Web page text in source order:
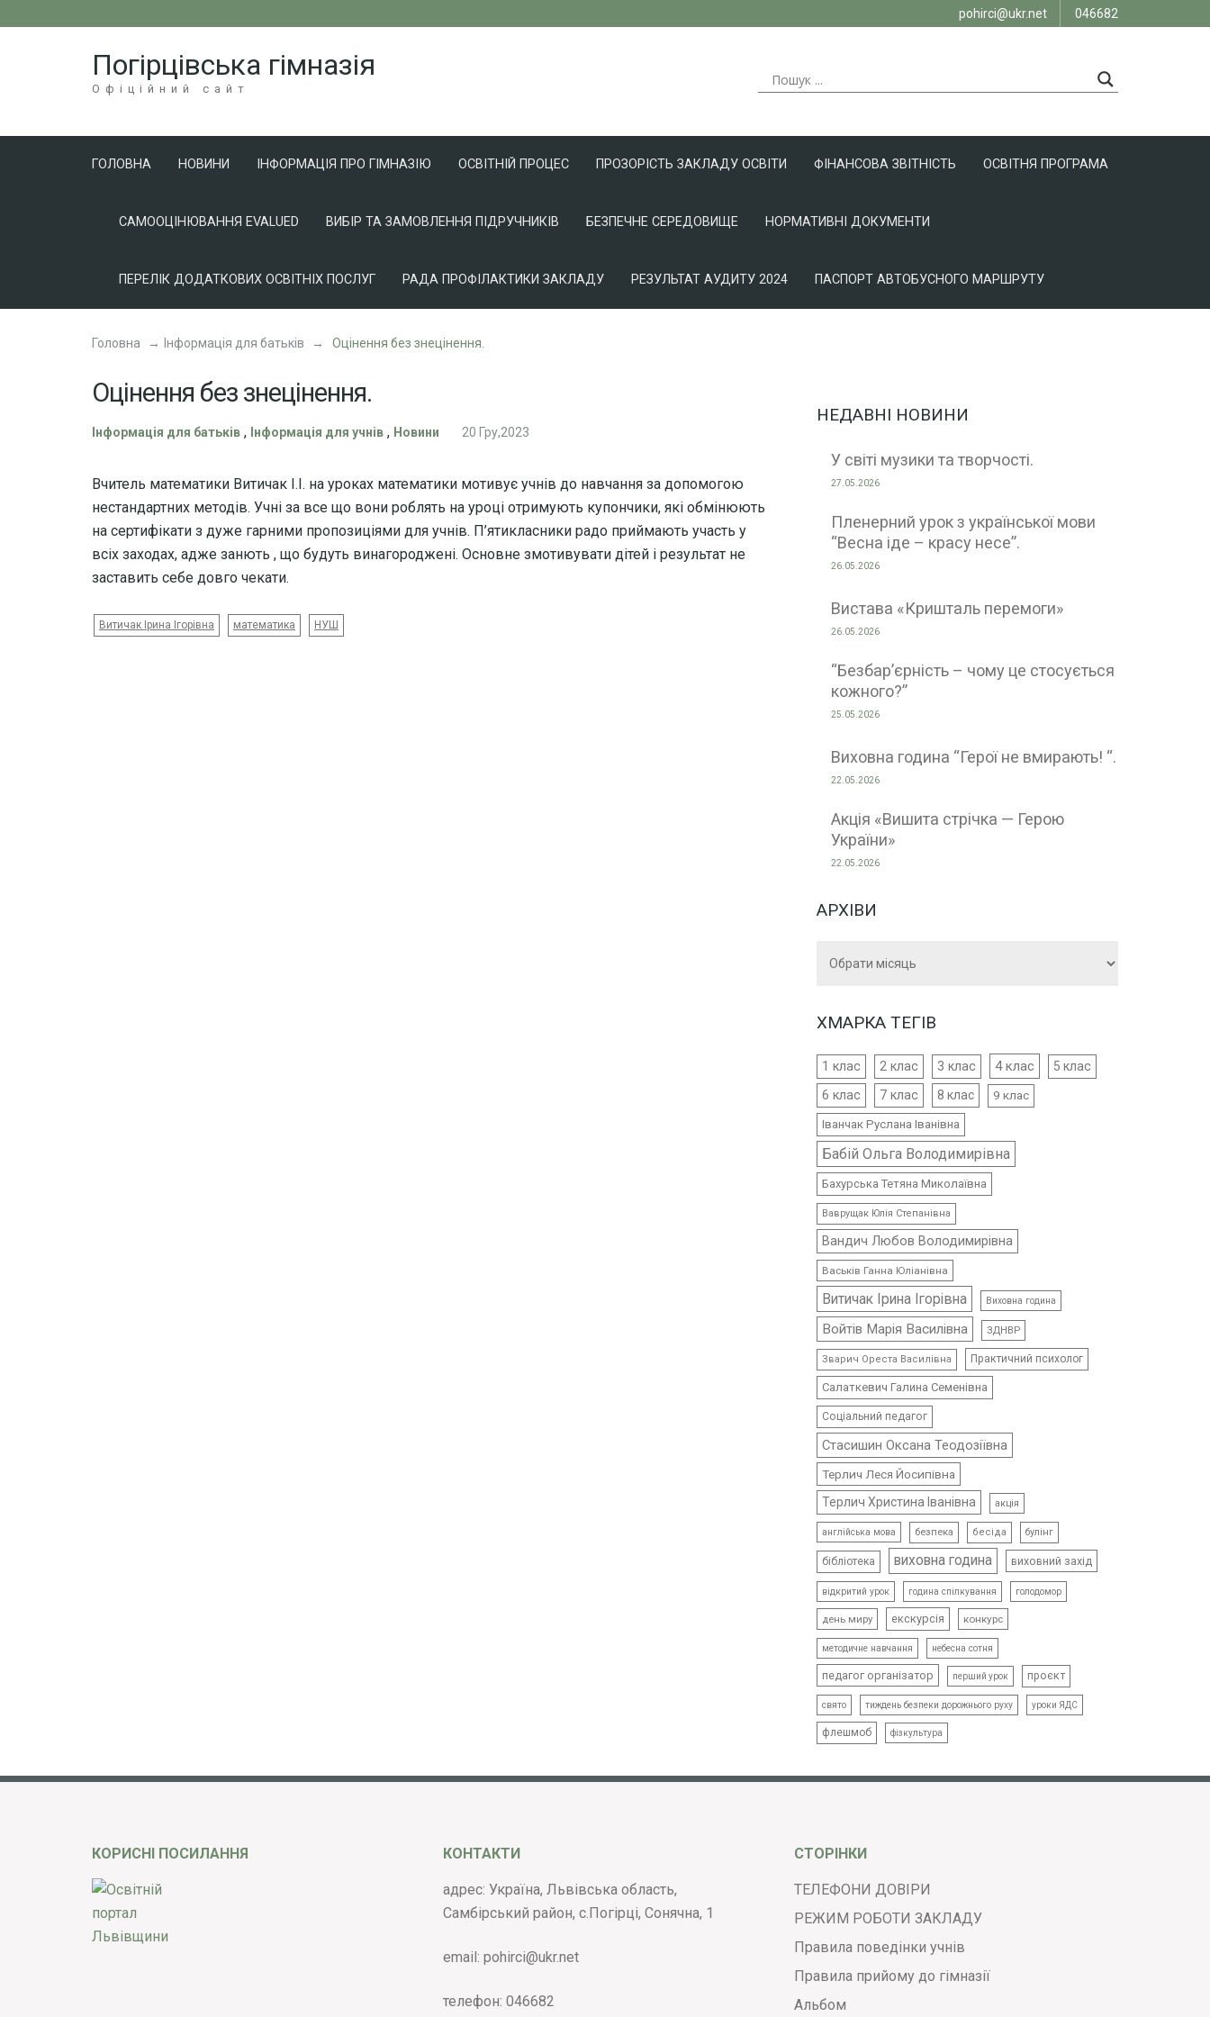
pohirci@ukr.net 046682
Погірцівська гімназія
Офіційний сайт
ГОЛОВНА НОВИНИ ІНФОРМАЦІЯ ПРО ГІМНАЗІЮ ОСВІТНІЙ ПРОЦЕС ПРОЗОРІСТЬ ЗАКЛАДУ ОСВІТИ ФІНАНСОВА ЗВІТНІСТЬ ОСВІТНЯ ПРОГРАМА
САМООЦІНЮВАННЯ EVALUED ВИБІР ТА ЗАМОВЛЕННЯ ПІДРУЧНИКІВ БЕЗПЕЧНЕ СЕРЕДОВИЩЕ НОРМАТИВНІ ДОКУМЕНТИ
ПЕРЕЛІК ДОДАТКОВИХ ОСВІТНІХ ПОСЛУГ РАДА ПРОФІЛАКТИКИ ЗАКЛАДУ РЕЗУЛЬТАТ АУДИТУ 2024 ПАСПОРТ АВТОБУСНОГО МАРШРУТУ
Головна → Інформація для батьків → Оцінення без знецінення.
Оцінення без знецінення.
Інформація для батьків , Інформація для учнів , Новини 20 Гру,2023
Вчитель математики Витичак І.І. на уроках математики мотивує учнів до навчання за допомогою
нестандартних методів. Учні за все що вони роблять на уроці отримують купончики, які обмінюють
на сертифікати з дуже гарними пропозиціями для учнів. П’ятикласники радо приймають участь у
всіх заходах, адже занють , що будуть винагороджені. Основне змотивувати дітей і результат не
заставить себе довго чекати.
Витичак Ірина Ігорівна математика НУШ
НЕДАВНІ НОВИНИ
У світі музики та творчості.
27.05.2026
Пленерний урок з української мови
“Весна іде – красу несе”.
26.05.2026
Вистава «Кришталь перемоги»
26.05.2026
“Безбар’єрність – чому це стосується
кожного?”
25.05.2026
Виховна година “Герої не вмирають! “.
22.05.2026
Акція «Вишита стрічка — Герою
України»
22.05.2026
АРХІВИ
ХМАРКА ТЕГІВ
1 клас 2 клас 3 клас 4 клас 5 клас
6 клас 7 клас 8 клас 9 клас
Іванчак Руслана Іванівна
Бабій Ольга Володимирівна
Бахурська Тетяна Миколаївна
Ваврущак Юлія Степанівна
Вандич Любов Володимирівна
Васьків Ганна Юліанівна
Витичак Ірина Ігорівна Виховна година
Войтів Марія Василівна ЗДНВР
Зварич Ореста Василівна Практичний психолог
Салаткевич Галина Семенівна
Соціальний педагог
Стасишин Оксана Теодозіївна
Терлич Леся Йосипівна
Терлич Христина Іванівна
акція
англійська мова безпека бесіда булінг
бібліотека виховна година виховний захід
відкритий урок година спілкування голодомор
день миру екскурсія конкурс
методичне навчання небесна сотня
педагог організатор перший урок проєкт
свято тиждень безпеки дорожнього руху уроки ЯДС
флешмоб фізкультура
КОРИСНІ ПОСИЛАННЯ КОНТАКТИ
адрес: Україна, Львівська область,
Самбірський район, с.Погірці, Сонячна, 1
email: pohirci@ukr.net
телефон: 046682
СТОРІНКИ
ТЕЛЕФОНИ ДОВІРИ
РЕЖИМ РОБОТИ ЗАКЛАДУ
Правила поведінки учнів
Правила прийому до гімназії
Альбом